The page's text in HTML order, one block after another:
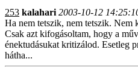
253 kalahari 2003-10-12
Ha nem tetszik, nem tetszik.
Csak azt kifogásoltam, hogy a
énektudásukat kritizálod. Esetleg
hátha...